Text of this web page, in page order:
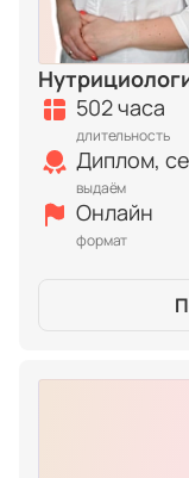
502 часа
длительность
Диплом,
выдаём
Онлайн
формат